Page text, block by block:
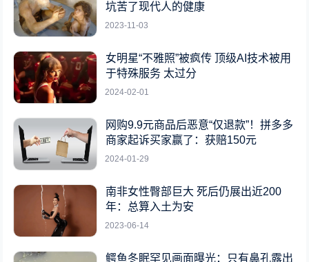
坑苦了现代人的健康
2023-11-03
女明星“不雅照”被疯传 顶级AI技术被用
于特殊服务 太过分
2024-02-01
网购9.9元商品后恶意“仅退款”！拼多多
商家起诉买家赢了：获赔150元
2024-01-29
南非女性臀部巨大 死后仍展出近200
年：总算入土为安
2023-06-14
鳄鱼冬眠罕见画面曝光：只有鼻孔露出